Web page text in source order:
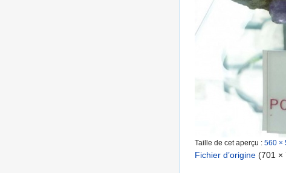
Taille de cet aperçu : 560 ×
Fichier d’origine (701 ×